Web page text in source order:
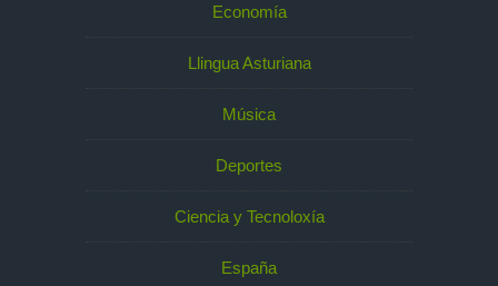
Economía
Llingua Asturiana
Música
Deportes
Ciencia y Tecnoloxía
España